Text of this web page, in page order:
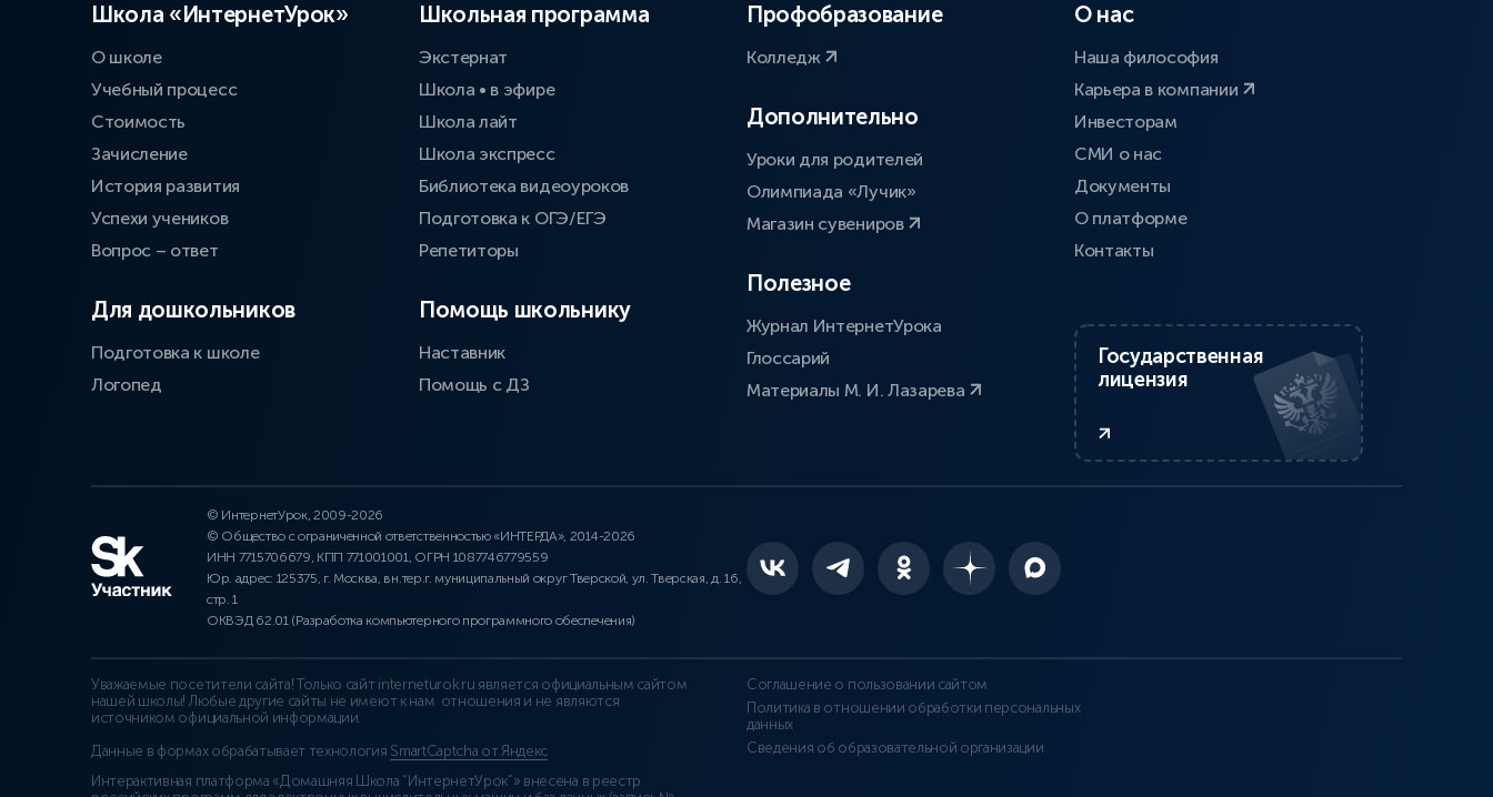
Школа «ИнтернетУрок»
О школе
Учебный процесс
Стоимость
Зачисление
История развития
Успехи учеников
Вопрос – ответ
Для дошкольников
Подготовка к школе
Логопед
Школьная программа
Экстернат
Школа • в эфире
Школа лайт
Школа экспресс
Библиотека видеоуроков
Подготовка к ОГЭ/ЕГЭ
Репетиторы
Помощь школьнику
Наставник
Помощь с ДЗ
Профобразование
Колледж
Дополнительно
Уроки для родителей
Олимпиада «Лучик»
Магазин сувениров
Полезное
Журнал ИнтернетУрока
Глоссарий
Материалы М. И. Лазарева
О нас
Наша философия
Карьера в компании
Инвесторам
СМИ о нас
Документы
О платформе
Контакты
Государственная
лицензия
© ИнтернетУрок, 2009-2026
© Общество с ограниченной ответственностью «ИНТЕРДА», 2014-2026
ИНН 7715706679, КПП 771001001, ОГРН 1087746779559
Юр. адрес: 125375, г. Москва, вн.тер.г. муниципальный округ Тверской, ул. Тверская, д. 16,
стр. 1
ОКВЭД 62.01 (Разработка компьютерного программного обеспечения)
Уважаемые посетители сайта! Только сайт interneturok.ru является официальным сайтом
нашей школы! Любые другие сайты не имеют к нам отношения и не являются
источником официальной информации.
Данные в формах обрабатывает технология SmartCaptcha от Яндекс
Интерактивная платформа «Домашняя Школа “ИнтернетУрок”» внесена в реестр
Соглашение о пользовании сайтом
Политика в отношении обработки персональных
данных
Сведения об образовательной организации